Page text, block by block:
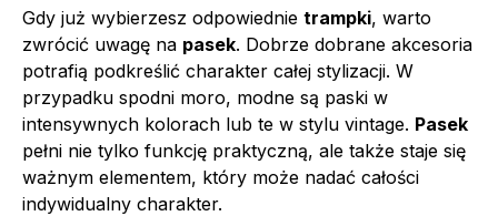
Gdy już wybierzesz odpowiednie trampki, warto
zwrócić uwagę na pasek. Dobrze dobrane akcesoria
potrafią podkreślić charakter całej stylizacji. W
przypadku spodni moro, modne są paski w
intensywnych kolorach lub te w stylu vintage. Pasek
pełni nie tylko funkcję praktyczną, ale także staje się
ważnym elementem, który może nadać całości
indywidualny charakter.